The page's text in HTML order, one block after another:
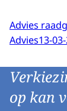
Advies
Advies13-
op kan